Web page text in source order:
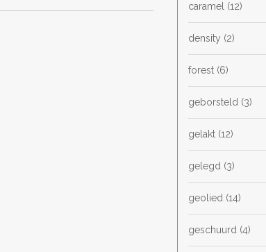
caramel (12)
density (2)
forest (6)
geborsteld (3)
gelakt (12)
gelegd (3)
geolied (14)
geschuurd (4)